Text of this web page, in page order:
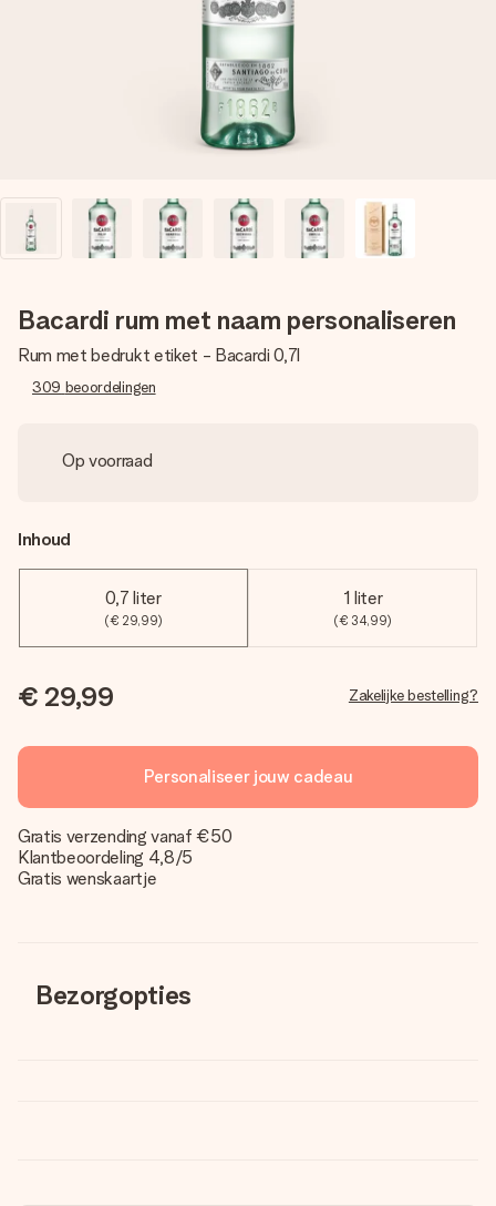
jullie foto of een boodschap die raakt. Zonder gedoe, maar
met alle aandacht voor het moment.
Bacardi rum met naam personaliseren
Rum met bedrukt etiket - Bacardi 0,7l
309 beoordelingen
Op voorraad
Inhoud
0,7 liter
(€ 29,99)
1 liter
(€ 34,99)
€ 29,99 Zakelijke bestelling?
Personaliseer jouw cadeau
Gratis verzending vanaf €50
Klantbeoordeling 4,8/5
Gratis wenskaartje
Bezorgopties